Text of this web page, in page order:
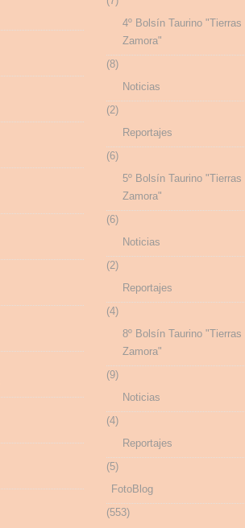
4º Bolsín Taurino "Tierras
Zamora"
(8)
Noticias
(2)
Reportajes
(6)
5º Bolsín Taurino "Tierras
Zamora"
(6)
Noticias
(2)
Reportajes
(4)
8º Bolsín Taurino "Tierras
Zamora"
(9)
Noticias
(4)
Reportajes
(5)
FotoBlog
(553)